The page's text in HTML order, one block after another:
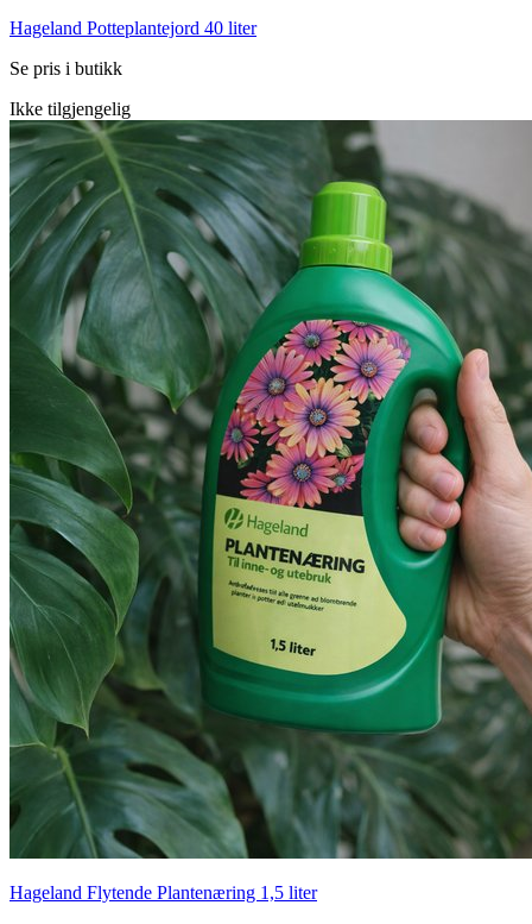
Hageland Potteplantejord 40 liter
Se pris i butikk
Ikke tilgjengelig
Hageland Flytende Plantenæring 1,5 liter